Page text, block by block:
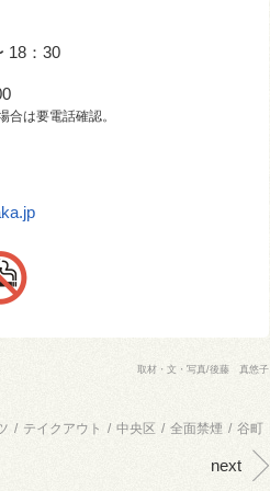
18：30
は要電話確認。
取材・文・写真/後藤 真悠子
/ テイクアウト / 中央区 / 全面禁煙 / 谷町
next